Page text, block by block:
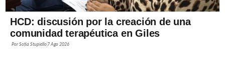
HCD: discusión por la creación de una
comunidad terapéutica en Giles
PorSofía Stupiello 7 Ago 2026